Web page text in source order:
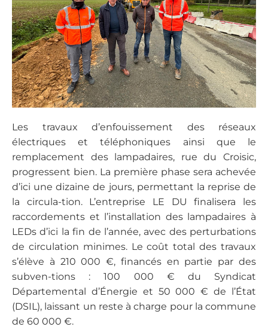
Les travaux d’enfouissement des réseaux
électriques et téléphoniques ainsi que le
remplacement des lampadaires, rue du Croisic,
progressent bien. La première phase sera achevée
d’ici une dizaine de jours, permettant la reprise de
la circula-tion. L’entreprise LE DU finalisera les
raccordements et l’installation des lampadaires à
LEDs d’ici la fin de l’année, avec des perturbations
de circulation minimes. Le coût total des travaux
s’élève à 210 000 €, financés en partie par des
subven-tions : 100 000 € du Syndicat
Départemental d’Énergie et 50 000 € de l’État
(DSIL), laissant un reste à charge pour la commune
de 60 000 €.